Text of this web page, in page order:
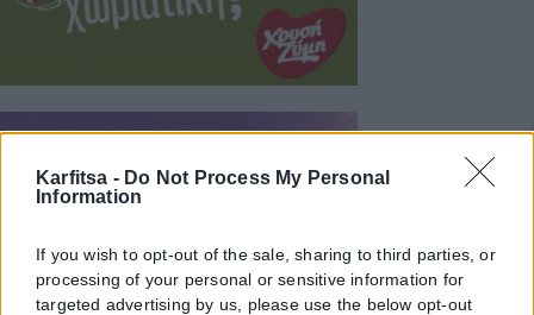
Karfitsa - Do Not Process My Personal
Information
If you wish to opt-out of the sale, sharing to third parties, or
processing of your personal or sensitive information for
targeted advertising by us, please use the below opt-out